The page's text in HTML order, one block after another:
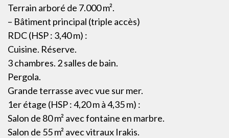
Terrain arboré de 7.000 m².
– Bâtiment principal (triple accès)
RDC (HSP : 3,40 m) :
Cuisine. Réserve.
3 chambres. 2 salles de bain.
Pergola.
Grande terrasse avec vue sur mer.
1er étage (HSP : 4,20 m à 4,35 m) :
Salon de 80 m² avec fontaine en marbre.
Salon de 55 m² avec vitraux Irakis.